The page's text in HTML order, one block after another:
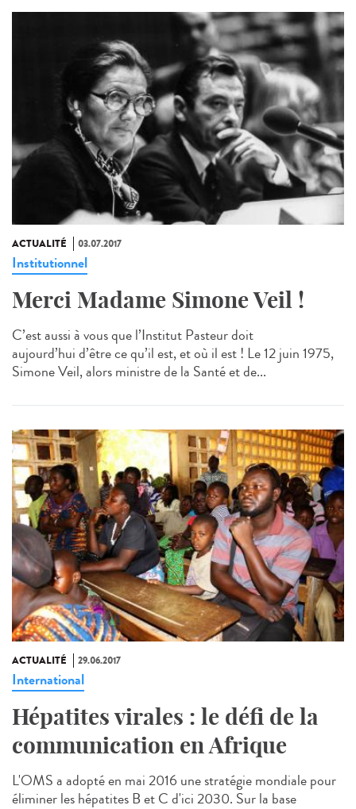
ACTUALITÉ 03.07.2017
Institutionnel
Merci Madame Simone Veil !
C’est aussi à vous que l’Institut Pasteur doit
aujourd’hui d’être ce qu’il est, et où il est ! Le 12 juin 1975,
Simone Veil, alors ministre de la Santé et de...
ACTUALITÉ 29.06.2017
International
Hépatites virales : le défi de la
communication en Afrique
L'OMS a adopté en mai 2016 une stratégie mondiale pour
éliminer les hépatites B et C d'ici 2030. Sur la base